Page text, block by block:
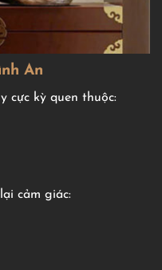
An
cực kỳ quen thuộc:
cảm giác: